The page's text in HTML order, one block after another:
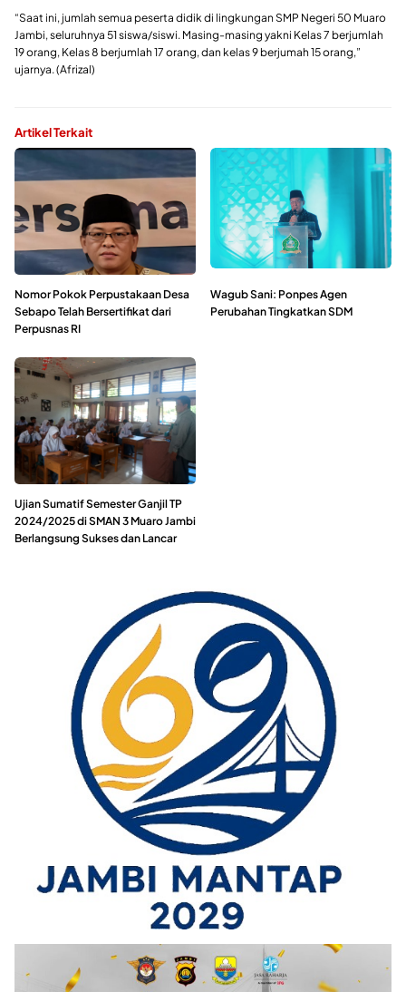
“Saat ini, jumlah semua peserta didik di lingkungan SMP Negeri 50 Muaro
Jambi, seluruhnya 51 siswa/siswi. Masing-masing yakni Kelas 7 berjumlah
19 orang, Kelas 8 berjumlah 17 orang, dan kelas 9 berjumah 15 orang,”
ujarnya. (Afrizal)
Artikel Terkait
Nomor Pokok Perpustakaan Desa
Sebapo Telah Bersertifikat dari
Perpusnas RI
Wagub Sani: Ponpes Agen
Perubahan Tingkatkan SDM
Ujian Sumatif Semester Ganjil TP
2024/2025 di SMAN 3 Muaro Jambi
Berlangsung Sukses dan Lancar